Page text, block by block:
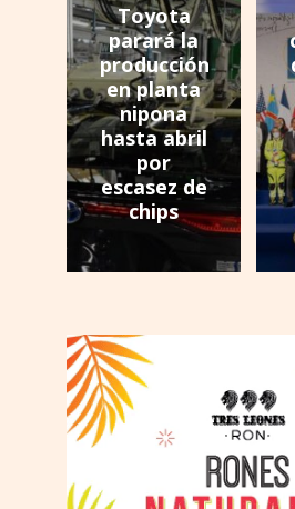
Toyota
parará la
producción
en planta
nipona
hasta abril
por
escasez de
chips